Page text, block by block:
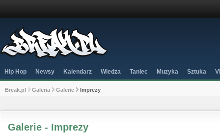
Hip Hop Newsy Kalendarz Wiedza Taniec Muzyka Sztuka
Break.pl Galeria Galerie Imprezy
Galerie - Imprezy